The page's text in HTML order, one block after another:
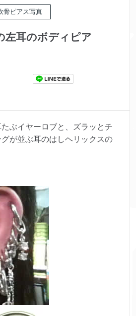
骨ピアス写真
左耳のボディピア
ぶイヤーロブと、ズラッとチ
が並ぶ耳のはしヘリックスの